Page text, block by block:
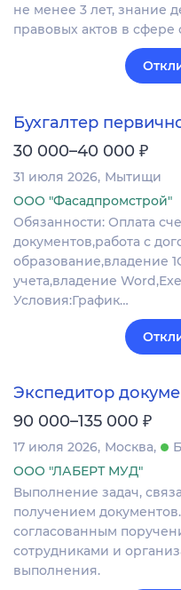
не менее 3 лет, знание
правовых актов в сфере
Бухгалтер
30 000–40 000 ₽
31 июля 2026 Мытищи
ООО "Фасадпромстрой"
Обязанности: Оплата
документов,работа с
образование,владение
учета,владение
Условия:График…
Экспедитор
90 000–135 000 ₽
17 июля 2026 Москва
ООО "ЛАБЕРТ МУД"
Выполнение задач,
получением
согласованным
сотрудниками и
выполнения.